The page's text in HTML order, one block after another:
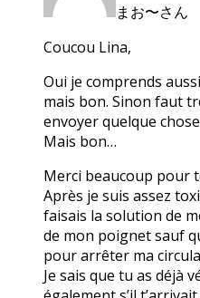
まお〜さん
Coucou Lina,
Oui je comprends
mais bon. Sinon faut
envoyer quelque
Mais bon…
Merci beaucoup pour
Après je suis assez
faisais la solution de
de mon poignet sauf
pour arrêter ma
Je sais que tu as déjà